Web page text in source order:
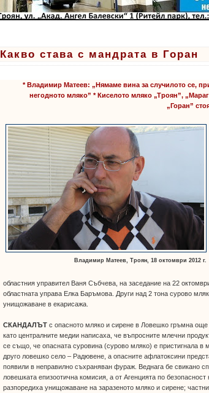
Какво става с мандрата в Горан
* Владимир Матеев: „Нямаме вина за случилото се,
негодното мляко” * Киселото мляко „Троян”,
„Горан”
Владимир Матеев, Троян, 18 октомври 2012 г.
областния управител Ваня Събчева, на заседание на 22
областната управа Елка Баръмова. Други над 2 тона сурово
унищожаване в екарисажа.
СКАНДАЛЪТ с опасното мляко и сирене в Ловешко гръмна
като централните медии написаха, че въпросните млечни
се също, че опасната суровина (сурово мляко) е пристигнала в
друго ловешко село – Радювене, а опасните афлатоксини
появили в неправилно съхраняван фураж. Веднага бе свикано
ловешката епизоотична комисия, а от Агенцията по безопасност
разпоредиха унищожаване на заразеното мляко и сирене;